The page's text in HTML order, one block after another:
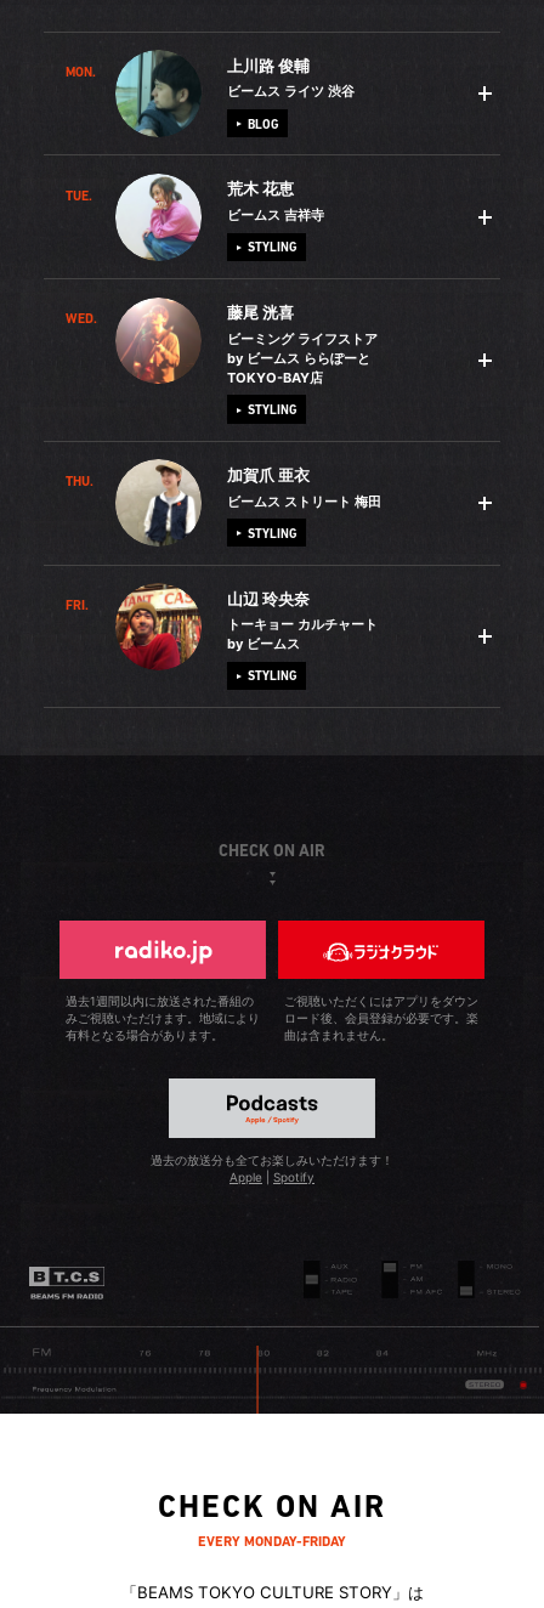
MON. 上川路 俊輔
ビームス ライツ 渋谷
BLOG
文化服装学院でファッションを学び、卒業後はトレンドの
分析などファッション・マーケティングの仕事をしまし
た。でも、直接服に関わりたくてBEAMSに転職。現状を分
マネジメントをサポートしたりブログで情報を発信したり
しています。より服のことを好きになっていただきたいの
で、SNSや接客では、服のバックボーンについても自分の
言葉でお伝えするように心がけています。趣味は旅行や美
術展巡りです。昨年結婚したので、妻と一緒に出かけるよ
うになり、この1年間でヨーロッパや台湾、金沢などを二人
で旅しました。また最近では、スニーカーについて調べる
うちに機能を試したくなってランニングを始めました。最
初はスポーツジムでマシンの上を走っていましたが、今は
毎週、屋外を20kmほどジョギング。すっかりハマってしま
い、今年の秋はフルマラソンに出る予定です。
TUE. 荒木 花恵
ビームス 吉祥寺
STYLING
中学から大学まで陸上競技をやっていて、保健体育の教諭
免許も持っています。学生時代は練習と大会の連続で、毎
日、制服かジャージで過ごしていました。ですから1〜2ヶ
月に一度、休日ができると洋服を買いに出かけて、「これ
をいつ着ようか」「どうやって着こなそうか」と考えるの
が楽しみでした。気付けばファッションが大好きになり、
体育大学を卒業する時、「人生を後悔したくない」と
BEAMSへの就職を決めたのです。最初は服の知識を修得す
るなど大変なこともありましたが、人とのコミュニケーシ
ョンが好きなので、すぐに接客が楽しくなりました。いつ
か、経験してきたスポーツと教えることが好きな性格を活
かして、商品開発やイベントに携わることが夢です。プラ
イベートでは、今は2歳の娘の子育てで手一杯ですが、もう
WED. 藤尾 洸喜
ビーミング ライフストア
by ビームス ららぽーと
TOKYO-BAY店
STYLING
10年近く大阪・梅田のBEAMSに勤務していましたが、この
春関東へ異動になりました。現在は単身赴任中ですが、も
うすぐ妻と2歳の息子も引越してくるので、その日を心待ち
で飯を食っていこう」と上京しました。ですがなかなか芽
が出ず、大阪に戻って居場所を探すうちに辿り着いたのが
BEAMSです。今は同僚の結婚式や送別会でギターを演奏し
ていて、叶えられなかった音楽の夢は、息子に託しました
にリッケンバッカーのギターを購入。これはビートルズを
い」と言われています。息子には「リッケンバッカーが似
合うようなギタリストになってほしい」と願っています
THU. 加賀爪 亜衣
ビームス ストリート 梅田
STYLING
お笑いが大好きで、お休みの日に大阪・難波の「よしもと
漫才劇場」に通うのが生きがいです。基本的に若手芸人を
応援していますが、2017年のM-1グランプリ王者に輝いた
のノリに影響を受けることなく、自分たちのスタイルを貫
生時代から＜BEAMS BOY＞が大好きでした。当時通って
いた梅田店では、優柔不断な私に寄り添って一緒に悩み、
を受けました。いつも120％の力で接客してくれたスタッフ
と願い、毎日、おもてなしの心を忘れずに、笑顔でがんば
っています。
FRI. 山辺 玲央奈
トーキョー カルチャート
by ビームス
STYLING
日がずっと続くといいなと思っています。僕がBEAMSに惹
かれたのは、洋服屋ではディスプレイとして使われること
たが、昨年、服以外の提案をしたくて「トーキョー カルチ
ャート by ビームス」へ異動願いを出しました。東京から
生み出されるアートやカルチャーを発信する「トーキョー
いて、イベントによって店内の雰囲気もお客様の層も変わ
るのが魅力です。ショップは「ビームス 原宿」の3階にあ
るため、女性の方は少し入りにくいかもしれませんが、臆
せずに是非いらしてみてください。きっと楽しんでいただ
CHECK ON AIR
過去1週間以内に放送された番組の
みご視聴いただけます。地域により
有料となる場合があります。
ご視聴いただくにはアプリをダウン
ロード後、会員登録が必要です。楽
曲は含まれません。
過去の放送分も全てお楽しみいただけます！
Apple
Spotify
CHECK ON AIR
EVERY MONDAY-FRIDAY
「BEAMS TOKYO CULTURE STORY」は